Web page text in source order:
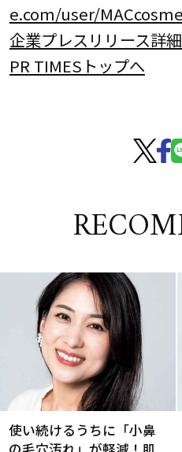
e.com/user/
企業プレスリリース詳
PR TIMESトップへ
使い続けるうちに「小鼻